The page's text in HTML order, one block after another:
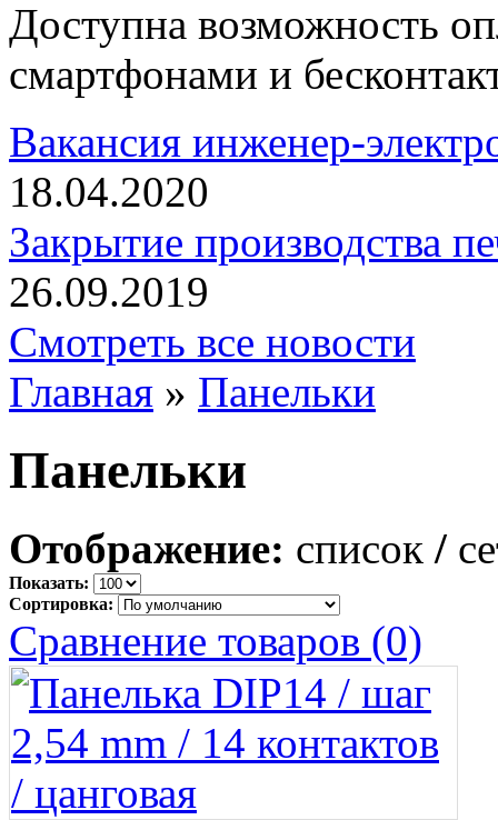
Доступна возможность
смартфонами и
Вакансия инженер-
18.04.2020
Закрытие производства
26.09.2019
Смотреть все новости
Главная » Панельки
Панельки
Отображение: список /
Показать:
Сортировка:
Сравнение товаров (0)